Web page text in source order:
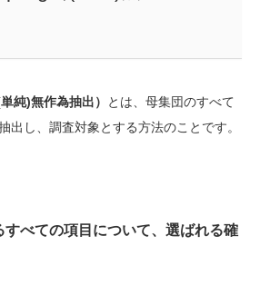
純)無作為抽出）
とは、母集団のすべて
出し、調査対象とする方法のことです。
べての項目について、選ばれる確